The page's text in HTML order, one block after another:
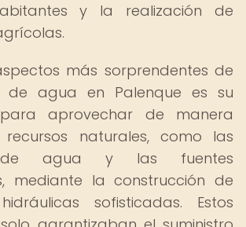
y la realización de
más sorprendentes de
de agua en Palenque es su
aprovechar de manera
naturales, como las
de agua y las fuentes
mediante la construcción de
sofisticadas. Estos